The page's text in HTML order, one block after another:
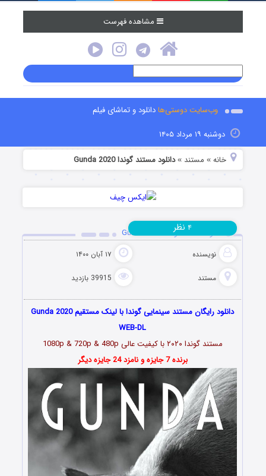
مشاهده فهرست
وب‌سایت دوستی‌هادانلود و تماشای فیلم
دوشنبه ۱۹ مرداد ۱۴۰۵
خانه » مستند »دانلود مستند گوندا Gunda 2020
دانلود مستند گوندا Gunda 2020
نویسنده ۱۷ آبان ۱۴۰۰
مستند 39915 بازدید
۴ نظر
دانلود رایگان مستند سینمایی گوندا با لینک مستقیم Gunda 2020
WEB-DL
مستند گوندا ۲۰۲۰ با کیفیت عالی 1080p & 720p & 480p
برنده 7 جایزه و نامزد 24 جایزه دیگر